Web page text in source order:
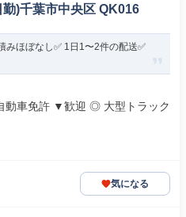
)千葉市中央区 QK016
みほぼなし✅️ 1日1〜2件の配送✅️
車免許 ▼歓迎 ◎ 大型トラック
気になる